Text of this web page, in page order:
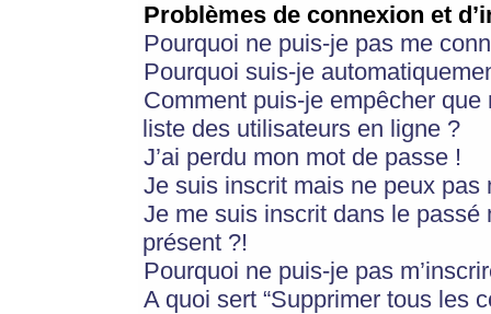
Problèmes de connexion et
Pourquoi ne puis-je pas me
Pourquoi suis-je
Comment puis-je empêcher
liste des utilisateurs en ligne ?
J’ai perdu mon mot de passe !
Je suis inscrit mais ne peux pas
Je me suis inscrit dans le
présent ?!
Pourquoi ne puis-je pas
A quoi sert “Supprimer tous les